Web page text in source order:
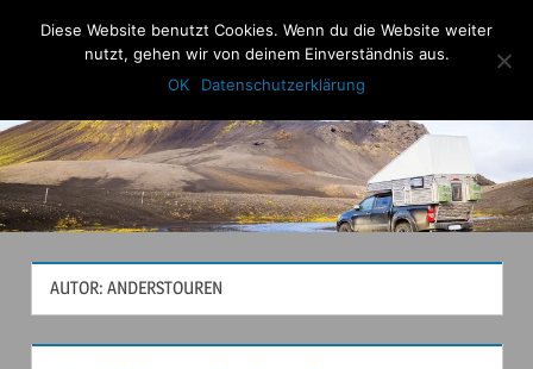
Anderstouren Menu
AUTOR: ANDERSTOUREN
Diese Website benutzt Cookies. Wenn du die Website weiter
nutzt, gehen wir von deinem Einverständnis aus.
OK
Datenschutzerklärung